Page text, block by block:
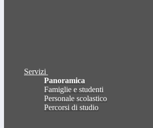
Servizi
Panoramica
Famiglie e studenti
Personale scolastico
Percorsi di studio